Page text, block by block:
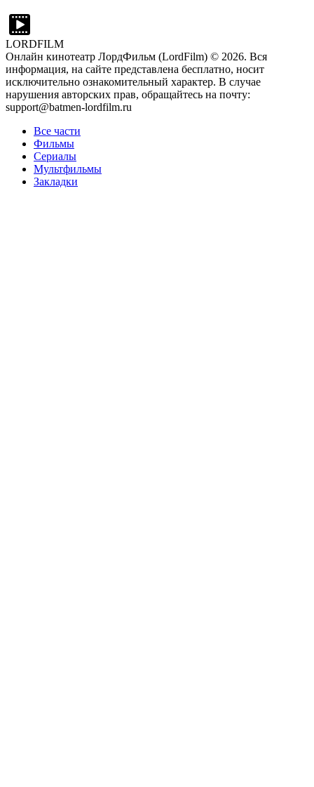
LORDFILM
Онлайн кинотеатр ЛордФильм (LordFilm) © 2026. Вся
информация, на сайте представлена бесплатно, носит
исключительно ознакомительный характер. В случае
нарушения авторских прав, обращайтесь на почту:
support@batmen-lordfilm.ru
Все части
Фильмы
Сериалы
Мультфильмы
Закладки